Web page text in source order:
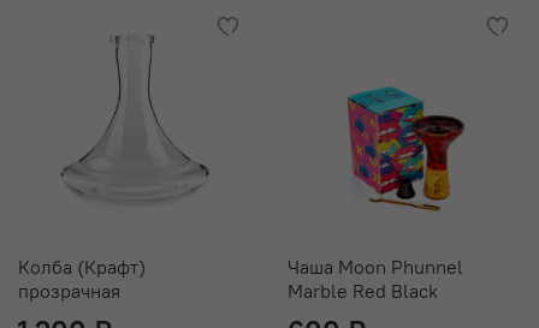
резьбовые соединения в кальянах VooDoo Smoke
выполнены из нержавеющей стали, что делает их
долговечными и прочными.
Комплектация:
Шахта VooDoo Smoke Model Down
Дизайнерское блюдце
логотипом
Колба (Крафт)
прозрачная
Чаша Moon Phunnel
Marble Red Black